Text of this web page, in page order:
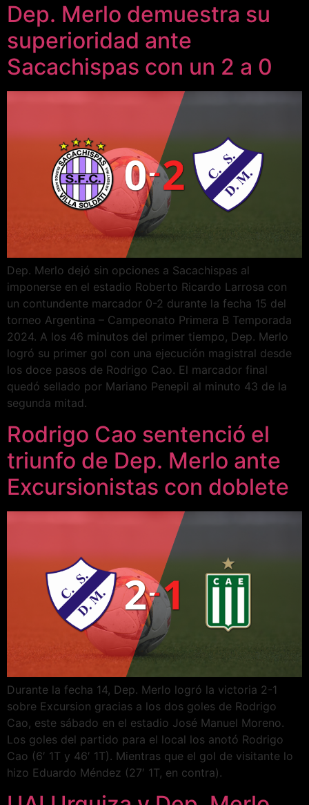
Dep. Merlo demuestra su
superioridad ante
Sacachispas con un 2 a 0
Dep. Merlo dejó sin opciones a Sacachispas al
imponerse en el estadio Roberto Ricardo Larrosa con
un contundente marcador 0-2 durante la fecha 15 del
torneo Argentina – Campeonato Primera B Temporada
2024. A los 46 minutos del primer tiempo, Dep. Merlo
logró su primer gol con una ejecución magistral desde
los doce pasos de Rodrigo Cao. El marcador final
quedó sellado por Mariano Penepil al minuto 43 de la
segunda mitad.
Rodrigo Cao sentenció el
triunfo de Dep. Merlo ante
Excursionistas con doblete
Durante la fecha 14, Dep. Merlo logró la victoria 2-1
sobre Excursion gracias a los dos goles de Rodrigo
Cao, este sábado en el estadio José Manuel Moreno.
Los goles del partido para el local los anotó Rodrigo
Cao (6′ 1T y 46′ 1T). Mientras que el gol de visitante lo
hizo Eduardo Méndez (27′ 1T, en contra).